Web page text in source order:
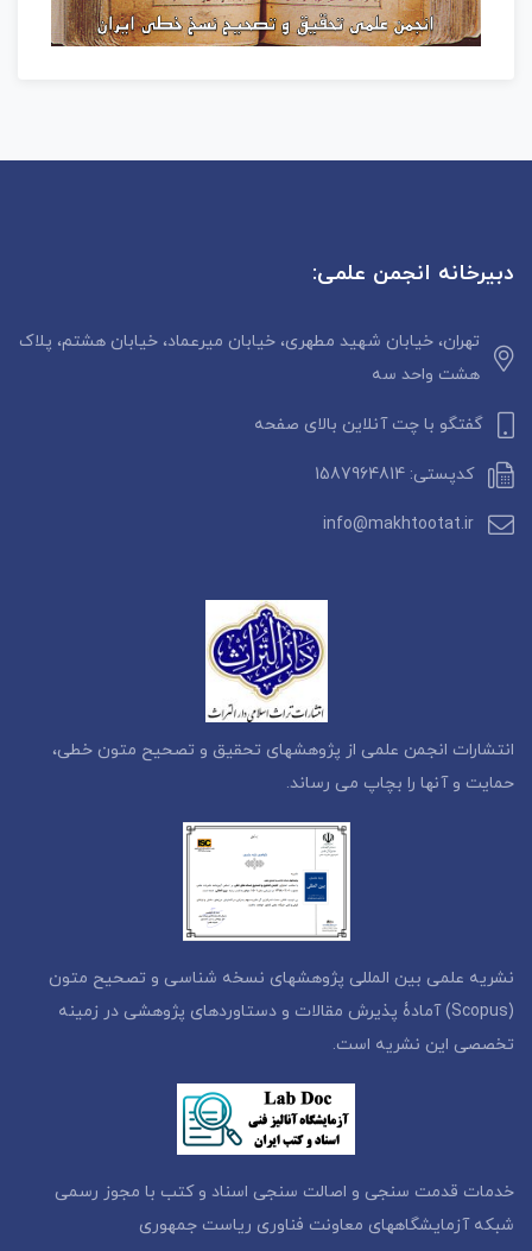
دبیرخانه انجمن علمی:
تهران، خیابان شهید مطهری، خیابان میرعماد، خیابان هشتم، پلاک
هشت واحد سه
گفتگو با چت آنلاین بالای صفحه
کدپستی: 1587964814
info@makhtootat.ir
انتشارات انجمن علمی از پژوهشهای تحقیق و تصحیح متون خطی،
حمایت و آنها را بچاپ می رساند.
نشریه علمی بین المللی پژوهشهای نسخه شناسی و تصحیح متون
(Scopus) آمادۀ پذیرش مقالات و دستاوردهای پژوهشی در زمینه
تخصصی این نشریه است.
خدمات قدمت سنجی و اصالت سنجی اسناد و کتب با مجوز رسمی
شبکه آزمایشگاههای معاونت فناوری ریاست جمهوری